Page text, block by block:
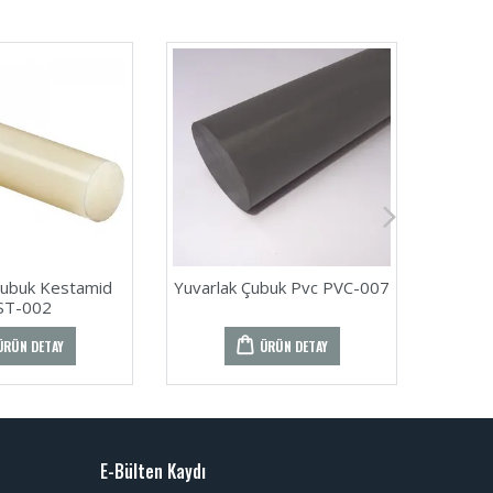
Kestamid
002
DETAY
Yuvarlak Çubuk Pvc PVC-007
ÜRÜN DETAY
E-Bülten Kaydı